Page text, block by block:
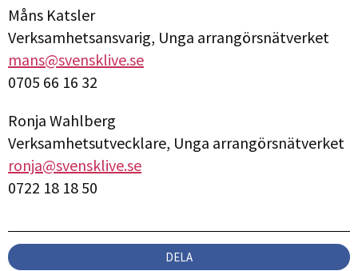
Måns Katsler
Verksamhetsansvarig, Unga arrangörsnätverket
mans@svensklive.se
0705 66 16 32
Ronja Wahlberg
Verksamhetsutvecklare, Unga arrangörsnätverket
ronja@svensklive.se
0722 18 18 50
DELA